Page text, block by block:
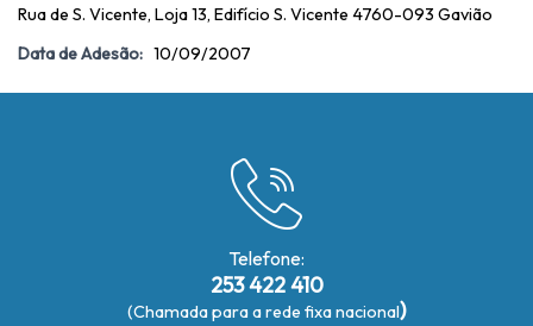
Rua de S. Vicente, Loja 13, Edifício S. Vicente 4760-093 Gavião
Data de Adesão: 10/09/2007
Telefone:
253 422 410
(Chamada para a rede fixa nacional)